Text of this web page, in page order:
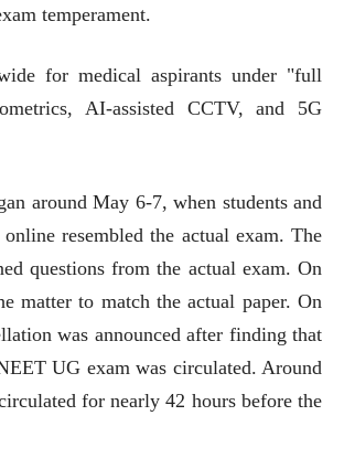
temperament.
for medical aspirants under "full
AI-assisted CCTV, and 5G
around May 6-7, when students and
resembled the actual exam. The
questions from the actual exam. On
matter to match the actual paper. On
was announced after finding that
UG exam was circulated. Around
for nearly 42 hours before the
अंश
मावळतीला
आणि
सातारा :
शैला
आगामी पुस्तकातील अंश
चीनचा निरोप घेताना...
लेख
उगवती नोस्कोव्हा, मावळतीला
दरम्यान विम्बल्डन
आ. श्री. केतकर
14 Jul 2026
भाषण
१५५ सदाशिव पेठ, सातारा :
कुटुंबाची कथा
ज्ञानदेव म्हस्के, डॉ. शैला